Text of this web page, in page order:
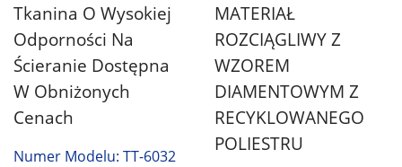
Tkanina O Wysokiej
Odporności Na
Ścieranie Dostępna
W Obniżonych
Cenach
Numer Modelu: TT-6032
MATERIAŁ
ROZCIĄGLIWY Z
WZOREM
DIAMENTOWYM Z
RECYKLOWANEGO
POLIESTRU